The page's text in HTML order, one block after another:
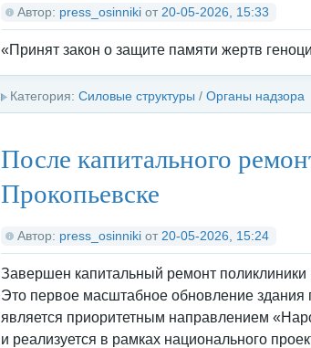
Автор: press_osinniki от 20-05-2026, 15:33
«Принят закон о защите памяти жертв
Категория: Силовые структуры / Органы надзора
После капитального
Прокопьевске
Автор: press_osinniki от 20-05-2026, 15:24
Завершен капитальный ремонт
Это первое масштабное обновление здания
является приоритетным направлением
и реализуется в рамках национального